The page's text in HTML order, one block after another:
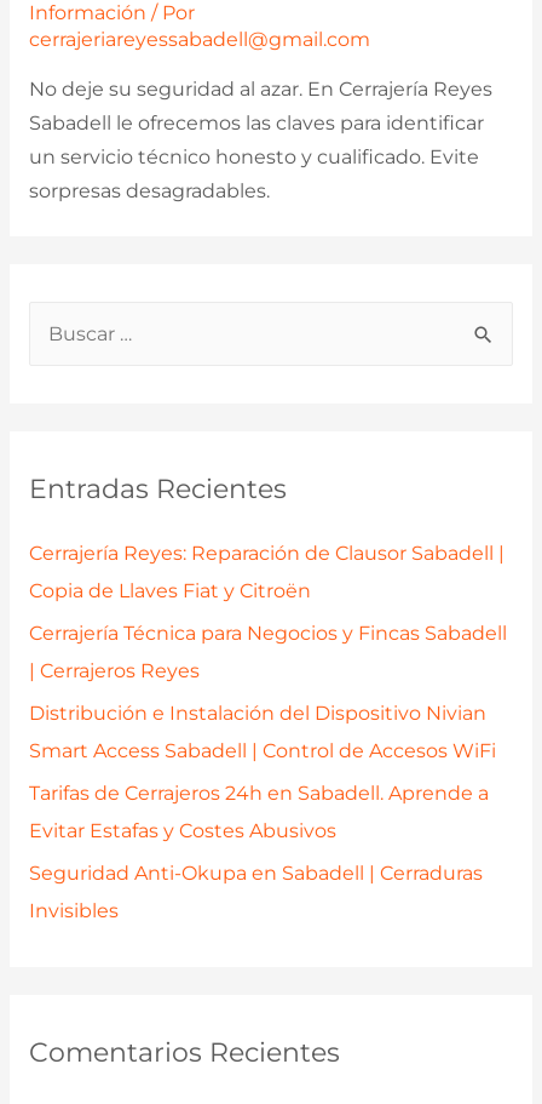
p
o
:
Entradas Recientes
Cerrajería Reyes: Reparación de Clausor Sabadell |
Copia de Llaves Fiat y Citroën
Cerrajería Técnica para Negocios y Fincas Sabadell
| Cerrajeros Reyes
Distribución e Instalación del Dispositivo Nivian
Smart Access Sabadell | Control de Accesos WiFi
Tarifas de Cerrajeros 24h en Sabadell. Aprende a
Evitar Estafas y Costes Abusivos
Seguridad Anti-Okupa en Sabadell | Cerraduras
Invisibles
Comentarios Recientes
Información / Por
cerrajeriareyessabadell@gmail.com
No deje su seguridad al azar. En Cerrajería Reyes
Sabadell le ofrecemos las claves para identificar
un servicio técnico honesto y cualificado. Evite
sorpresas desagradables.